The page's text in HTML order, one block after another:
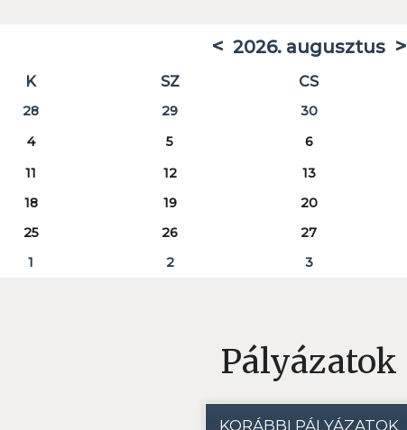
< 2026. augusztus >
K SZ CS
28 29 30
4 5 6
11 12 13
18 19 20
25 26 27
1 2 3
Pályázatok
KORÁBBI PÁLYÁZATOK